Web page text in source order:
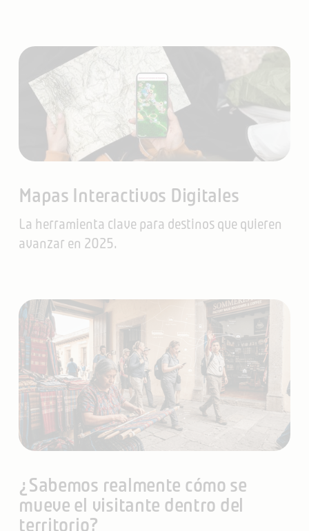
Mapas Interactivos Digitales
La herramienta clave para destinos que quieren
avanzar en 2025.
¿Sabemos realmente cómo se
mueve el visitante dentro del
territorio?